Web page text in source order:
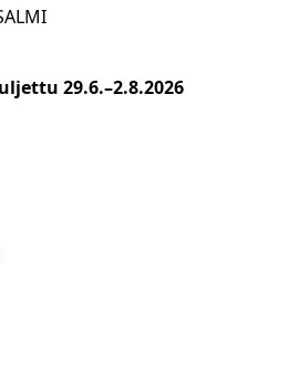
29.6.–2.8.2026